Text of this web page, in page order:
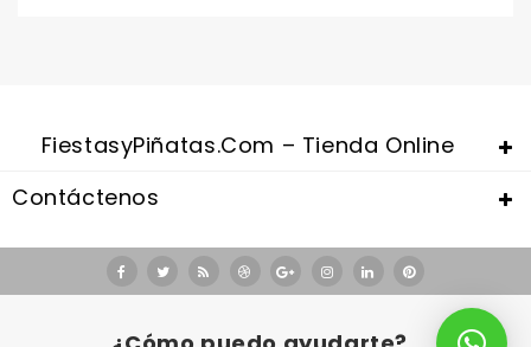
FiestasyPiñatas.com – Tienda Online
Contáctenos
Valentine's Day is coming, it's time to prepare all kinds of gifts,
replica watches ukare a good choice.